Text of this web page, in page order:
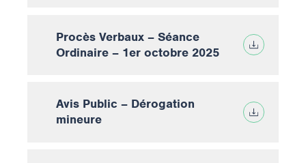
Procès Verbaux – Séance
Ordinaire – 1er octobre 2025
Avis Public – Dérogation
mineure